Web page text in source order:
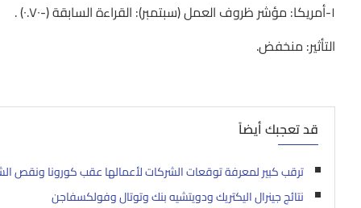
١-أمريكا: مؤشر ظروف العمل (سبتمبر): القراءة السابقة (-٠.٧٠) .
التأثير: منخفض.
قد تعجبك أيضاً
ترقب كبير لمعرفة توقعات الشركات لأعمالها عقب كورونا ونقص
نتائج جينرال اليكتريك ودويتشيه بنك وتوتال وفولكسفاجن